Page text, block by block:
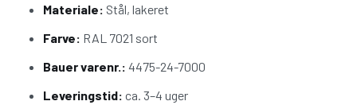
Materiale: Stål, lakeret
Farve: RAL 7021 sort
Bauer varenr.: 4475-24-7000
Leveringstid: ca. 3–4 uger